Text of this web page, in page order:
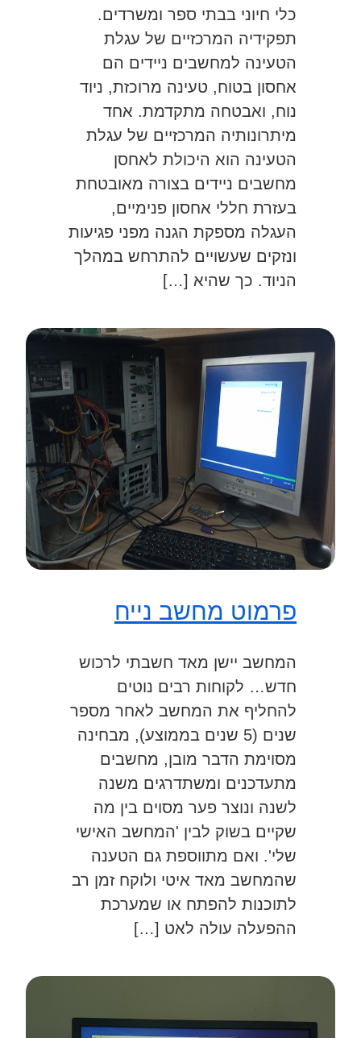
כלי חיוני בבתי ספר ומשרדים.
תפקידיה המרכזיים של עגלת
הטעינה למחשבים ניידים הם
אחסון בטוח, טעינה מרוכזת, ניוד
נוח, ואבטחה מתקדמת. אחד
מיתרונותיה המרכזיים של עגלת
הטעינה הוא היכולת לאחסן
מחשבים ניידים בצורה מאובטחת
בעזרת חללי אחסון פנימיים,
העגלה מספקת הגנה מפני פגיעות
ונזקים שעשויים להתרחש במהלך
הניוד. כך שהיא […]
פרמוט מחשב נייח
המחשב יישן מאד חשבתי לרכוש
חדש… לקוחות רבים נוטים
להחליף את המחשב לאחר מספר
שנים (5 שנים בממוצע), מבחינה
מסוימת הדבר מובן, מחשבים
מתעדכנים ומשתדרגים משנה
לשנה ונוצר פער מסוים בין מה
שקיים בשוק לבין 'המחשב האישי
שלי'. ואם מתווספת גם הטענה
שהמחשב מאד איטי ולוקח זמן רב
לתוכנות להפתח או שמערכת
ההפעלה עולה לאט […]